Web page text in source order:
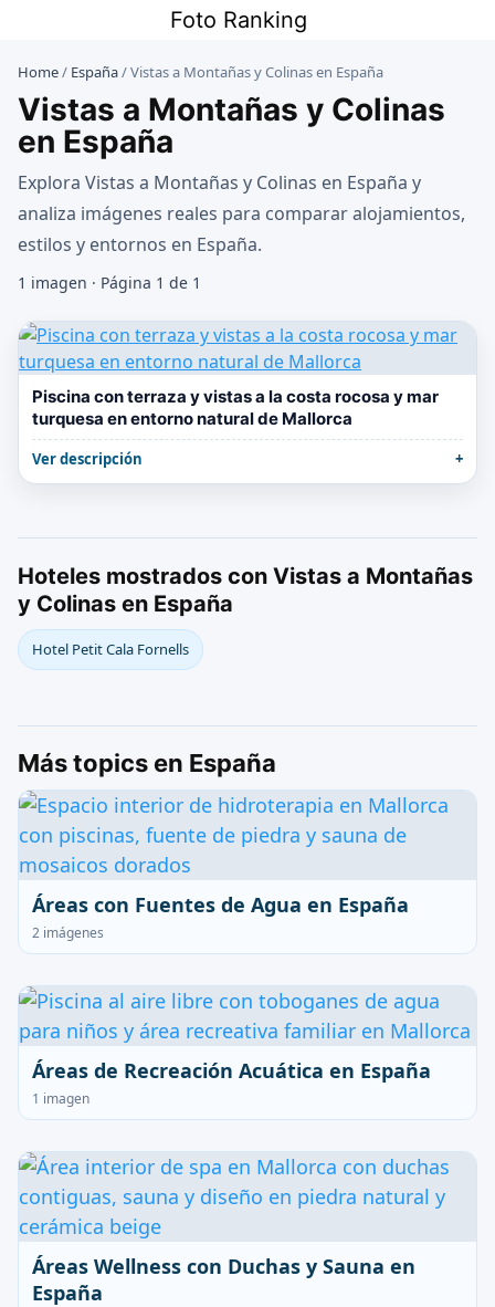
contenido
Foto Ranking
Home/ España/Vistas a Montañas y Colinas en España
Vistas a Montañas y Colinas
en España
Explora Vistas a Montañas y Colinas en España y
analiza imágenes reales para comparar alojamientos,
estilos y entornos en España.
1 imagen · Página 1 de 1
Piscina con terraza y vistas a la costa rocosa y mar
turquesa en entorno natural de Mallorca
Ver descripción
Hoteles mostrados con Vistas a Montañas
y Colinas en España
Hotel Petit Cala Fornells
Más topics en España
Áreas con Fuentes de Agua en España
2 imágenes
Áreas de Recreación Acuática en España
1 imagen
Áreas Wellness con Duchas y Sauna en
España